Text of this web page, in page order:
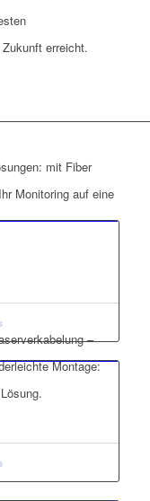
erreicht.
mit Fiber
Monitoring auf eine
–
Montage: